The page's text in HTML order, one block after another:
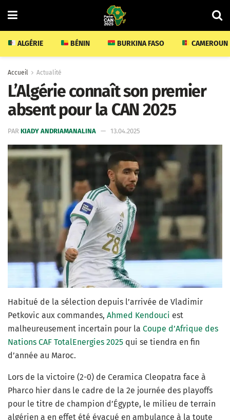
ALGÉRIE BÉNIN BURKINA FASO CAMEROUN
Accueil Actualité
L’Algérie connaît son premier
absent pour la CAN 2025
PAR KIADY ANDRIAMANALINA 13.04.2025
Habitué de la sélection depuis l’arrivée de Vladimir
Petkovic aux commandes, Ahmed Kendouci est
malheureusement incertain pour la Coupe d’Afrique des
Nations CAF TotalEnergies 2025 qui se tiendra en fin
d’année au Maroc.
Lors de la victoire (2-0) de Ceramica Cleopatra face à
Pharco hier dans le cadre de la 2e journée des playoffs
pour le titre de champion d’Égypte, le milieu de terrain
algérien a en effet été évacué en ambulance à la toute